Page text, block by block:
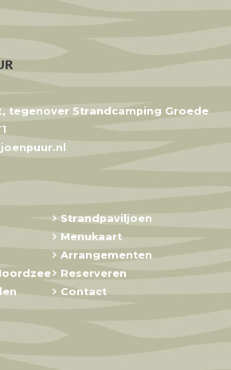
tegenover Strandcamping Groede
Strandpaviljoen
Menukaart
Arrangementen
Reserveren
Contact